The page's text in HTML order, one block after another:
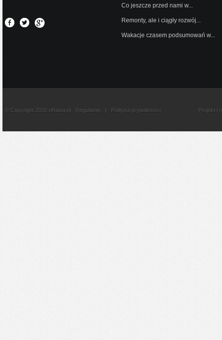
Co jeszcze przed nami w...
Remonty, ale i ciągły rozwój...
Wakacje czasem podsumowań w...
© Copyright 2026 eRawa.pl Regulamin | Polityka prywatnosci Projekt i